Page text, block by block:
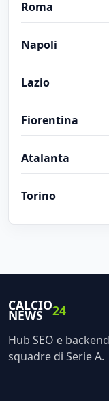
Roma
Napoli
Lazio
Fiorentina
Atalanta
Torino
CALCIO
NEWS 24
Hub SEO e
squadre di Serie A.